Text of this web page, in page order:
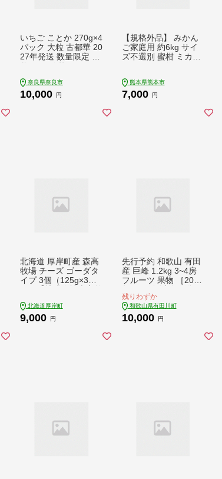
いちご ことか 270g×4
パック 大粒 古都華 20
27年発送 数量限定 冷
いちご 甘い おすすめ
贈答 プレゼント ギフ
奈良県奈良市
10,000 円
【規格外品】 みかん
ご家庭用 約6kg サイ
ズ不選別 蜜柑 ミカン
【2026年10月下旬～2
027年2月上旬迄発送
熊本県熊本市
7,000 円
北海道 厚岸町産 森高
牧場 チーズ ゴーダタ
イプ 3個（125g×3
ーズ ゴーダチーズ 加
工食品 ナチュラルチ
北海道厚岸町
9,000 円
先行予約 和歌山 有田
産 巨峰 1.2kg 3~4房
フルーツ 果物 ［2026
残りわずか
和歌山県有田川町
10,000 円